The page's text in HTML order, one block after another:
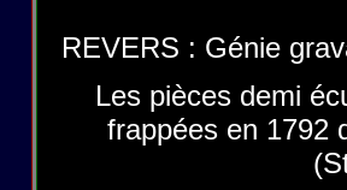
REVERS : Génie
Les pièces demi
frappées en 1792